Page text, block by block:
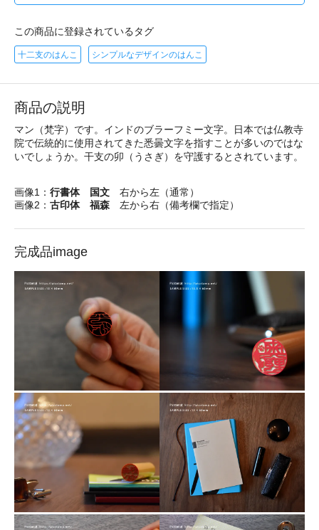
この商品に登録されているタグ
十二支のはんこ シンプルなデザインのはんこ
商品の説明
マン（梵字）です。インドのブラーフミー文字。日本では仏教寺
院で伝統的に使用されてきた悉曇文字を指すことが多いのではな
いでしょうか。干支の卯（うさぎ）を守護するとされています。
画像1： 行書体 国文 右から左（通常）
画像2： 古印体 福森 左から右（備考欄で指定）
完成品image